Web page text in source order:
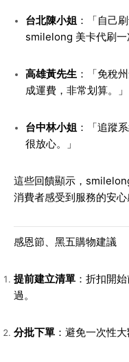
台北陳小姐：「自己
smilelong 美卡代刷一
高雄黃先生：「免稅
成運費，非常划算。」
台中林小姐：「追蹤
很放心。」
這些回饋顯示，
消費者感受到服務的安心
感恩節、黑五購物建議
提前建立清單 ：折扣開
過。
分批下單 ：避免一次性